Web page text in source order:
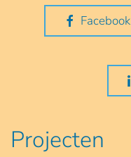
Facebook
Projecten